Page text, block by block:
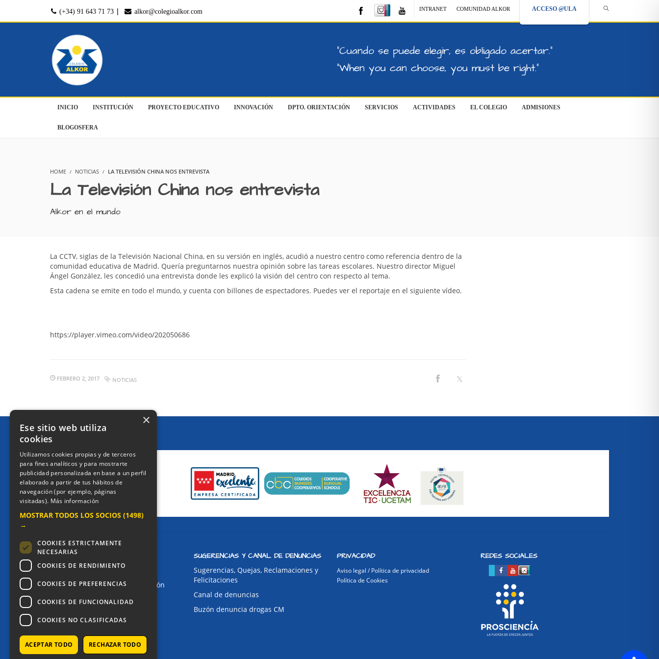
(+34) 91 643 71 73 | alkor@colegioalkor.com INTRANET COMUNIDAD ALKOR ACCESO @ULA
"Cuando se puede elegir, es obligado acertar."
"When you can choose, you must be right."
INICIO INSTITUCIÓN PROYECTO EDUCATIVO INNOVACIÓN DPTO. ORIENTACIÓN SERVICIOS ACTIVIDADES EL COLEGIO ADMISIONES
BLOGOSFERA
HOME NOTICIAS LA TELEVISIÓN CHINA NOS ENTREVISTA
La Televisión China nos entrevista
Alkor en el mundo
La CCTV, siglas de la Televisión Nacional China, en su versión en inglés, acudió a nuestro centro como referencia dentro de la
comunidad educativa de Madrid. Quería preguntarnos nuestra opinión sobre las tareas escolares. Nuestro director Miguel
Ángel González, les concedió una entrevista donde les explicó la visión del centro con respecto al tema.
Esta cadena se emite en todo el mundo, y cuenta con billones de espectadores. Puedes ver el reportaje en el siguiente vídeo.
https://player.vimeo.com/video/202050686
FEBRERO 2, 2017 NOTICIAS
CERTIFICACIONES
CONTACTO
Dirección:
Avda. de Pablo Iglesias, 4. Alcorcón
Teléfonos:
Secretaría Infantil:91 643 61 33
Email:
alkor@colegioalkor.com
SUGERENCIAS Y CANAL DE DENUNCIAS
Sugerencias, Quejas, Reclamaciones y
Felicitaciones
Canal de denuncias
Buzón denuncia drogas CM
PRIVACIDAD
Aviso legal / Política de privacidad
Política de Cookies
REDES SOCIALES
×
Ese sitio web utiliza
cookies
Utilizamos cookies propias y de terceros
para fines analíticos y para mostrarte
publicidad personalizada en base a un perfil
elaborado a partir de tus hábitos de
navegación (por ejemplo, páginas
visitadas). Más información
MOSTRAR TODOS LOS SOCIOS (1498)
→
COOKIES ESTRICTAMENTE
NECESARIAS
COOKIES DE RENDIMIENTO
COOKIES DE PREFERENCIAS
COOKIES DE FUNCIONALIDAD
COOKIES NO CLASIFICADAS
ACEPTAR TODO RECHAZAR TODO